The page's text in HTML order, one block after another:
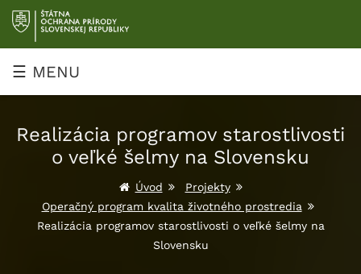
Prejsť
na
obsah
☰ MENU
Realizácia programov starostlivosti
o veľké šelmy na Slovensku
Úvod
Projekty
Operačný program kvalita životného prostredia
Realizácia programov starostlivosti o veľké šelmy na
Slovensku